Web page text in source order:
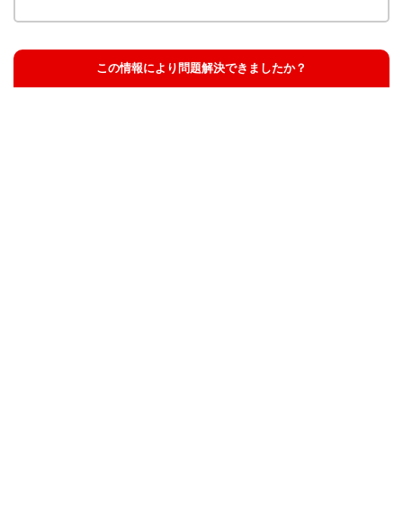
この情報により問題解決できましたか？